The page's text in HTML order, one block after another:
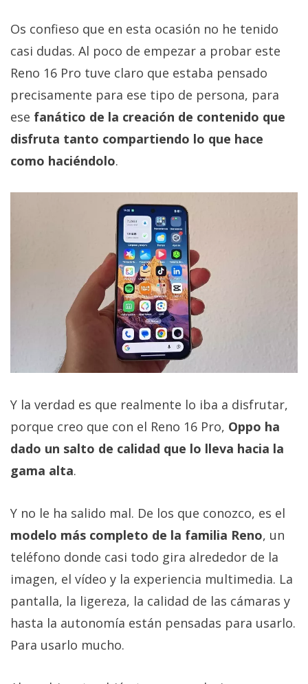
Os confieso que en esta ocasión no he tenido
casi dudas. Al poco de empezar a probar este
Reno 16 Pro tuve claro que estaba pensado
precisamente para ese tipo de persona, para
ese fanático de la creación de contenido que
disfruta tanto compartiendo lo que hace
como haciéndolo.
Y la verdad es que realmente lo iba a disfrutar,
porque creo que con el Reno 16 Pro, Oppo ha
dado un salto de calidad que lo lleva hacia la
gama alta.
Y no le ha salido mal. De los que conozco, es el
modelo más completo de la familia Reno, un
teléfono donde casi todo gira alrededor de la
imagen, el vídeo y la experiencia multimedia. La
pantalla, la ligereza, la calidad de las cámaras y
hasta la autonomía están pensadas para usarlo.
Para usarlo mucho.